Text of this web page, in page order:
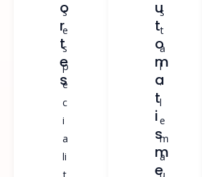
O
R
T
E
S
s
e
s
p
e
c
i
a
li
U
T
O
M
A
T
I
S
M
E
s
t
a
l
·
l
e
m
a